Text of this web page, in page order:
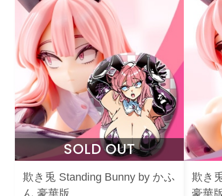
SOLD OUT
欺き兎 Standing Bunny by かふ
ん 豪華版
欺き
豪華